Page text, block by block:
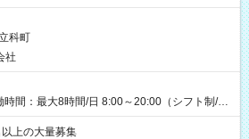
デルイメージ＞ ■月収50万
区在住)※元建築関係 1日150個配達×25日勤務
科町
社
時間：最大8時間/日 8:00～20:00（シフト制/実
勤務（場所次第では週4も有り） ※配達状況
の勤務可能性有り ※案件により多少の前後あ
上の大量募集